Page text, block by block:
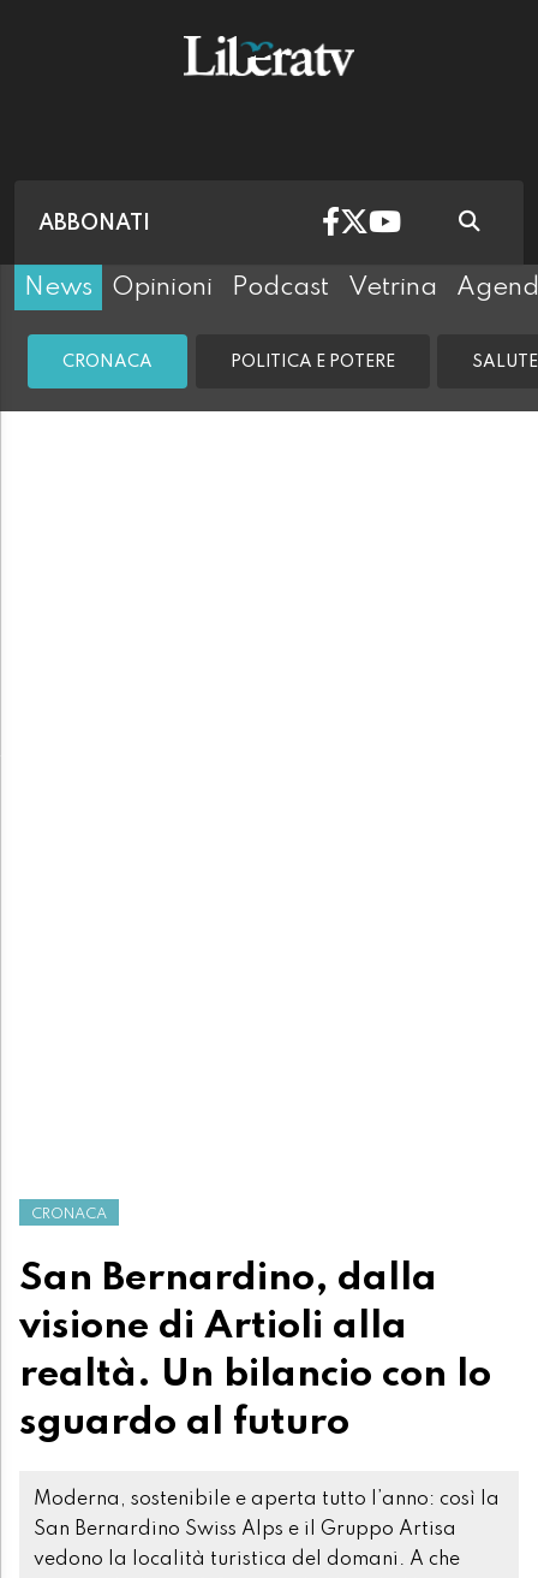
ABBONATI
News Opinioni Podcast Vetrina
CRONACA POLITICA E POTERE
CRONACA
San Bernardino, dalla
visione di Artioli alla
realtà. Un bilancio con lo
sguardo al futuro
Moderna, sostenibile e aperta tutto l’anno: così la
San Bernardino Swiss Alps e il Gruppo Artisa
vedono la località turistica del domani. A che